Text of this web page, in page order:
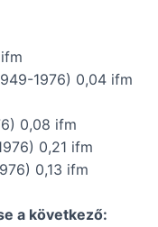
1976) 0,04 ifm
0,08 ifm
0,21 ifm
0,13 ifm
a következő: